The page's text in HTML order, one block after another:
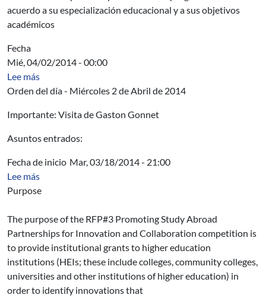
acuerdo a su especialización educacional y a sus objetivos
académicos
Fecha
Mié, 04/02/2014 - 00:00
Lee mássobre Miércoles 2 de abril de 2014
Orden del día - Miércoles 2 de Abril de 2014
Importante: Visita de Gaston Gonnet
Asuntos entrados:
Fecha de inicio Mar, 03/18/2014 - 21:00
Lee mássobre Ofrecimiento N° 11661: 100,000 Strong in the
Purpose
The purpose of the RFP#3 Promoting Study Abroad
Partnerships for Innovation and Collaboration competition is
to provide institutional grants to higher education
institutions (HEIs; these include colleges, community colleges,
universities and other institutions of higher education) in
order to identify innovations that